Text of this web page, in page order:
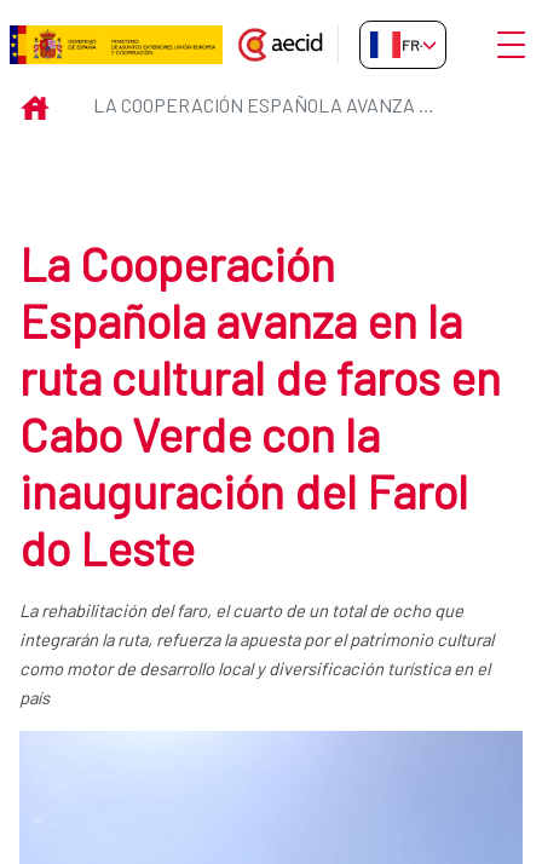
Saut au contenu principal
La Cooperación Española
FR-FR
INICIO LA COOPERACIÓN ESPAÑOLA AVANZA EN LA RUTA CULTURAL DE FAROS EN CABO VERDE CON LA INAUGURACIÓN DEL FAROL DO LESTE
La Cooperación
Española avanza en la
ruta cultural de faros en
Cabo Verde con la
inauguración del Farol
do Leste
La rehabilitación del faro, el cuarto de un total de ocho que
integrarán la ruta, refuerza la apuesta por el patrimonio cultural
como motor de desarrollo local y diversificación turística en el
país